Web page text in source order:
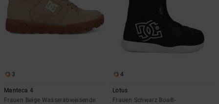
3
Manteca 4
Frauen Beige Wasserabweisende
4
Lotus
Frauen Schwarz Boa®-